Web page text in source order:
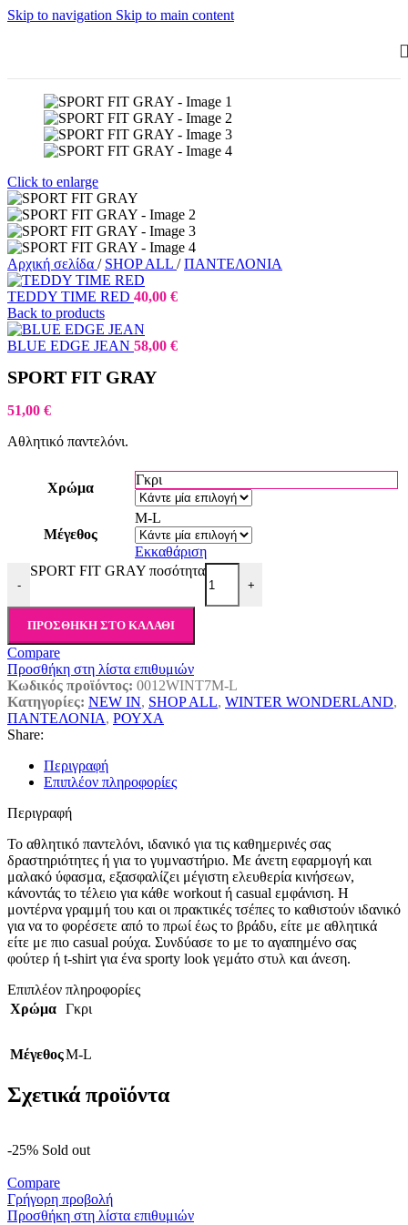
Skip to navigation Skip to main content
Click to enlarge
Αρχική σελίδα / SHOP ALL / ΠΑΝΤΕΛΟΝΙΑ
TEDDY TIME RED 40,00 €
Back to products
BLUE EDGE JEAN 58,00 €
SPORT FIT GRAY
51,00 €
Αθλητικό παντελόνι.
Χρώμα
Γκρι
Μέγεθος
M-L
Εκκαθάριση
-
SPORT FIT GRAY ποσότητα
+
ΠΡΟΣΘΉΚΗ ΣΤΟ ΚΑΛΆΘΙ
Compare
Προσθήκη στη λίστα επιθυμιών
Κωδικός προϊόντος: 0012WINT7M-L
Κατηγορίες: NEW IN, SHOP ALL, WINTER WONDERLAND,
ΠΑΝΤΕΛΟΝΙΑ, ΡΟΥΧΑ
Share:
Περιγραφή
Επιπλέον πληροφορίες
Περιγραφή
Το αθλητικό παντελόνι, ιδανικό για τις καθημερινές σας
δραστηριότητες ή για το γυμναστήριο. Με άνετη εφαρμογή και
μαλακό ύφασμα, εξασφαλίζει μέγιστη ελευθερία κινήσεων,
κάνοντάς το τέλειο για κάθε workout ή casual εμφάνιση. Η
μοντέρνα γραμμή του και οι πρακτικές τσέπες το καθιστούν ιδανικό
για να το φορέσετε από το πρωί έως το βράδυ, είτε με αθλητικά
είτε με πιο casual ρούχα. Συνδύασε το με το αγαπημένο σας
φούτερ ή t-shirt για ένα sporty look γεμάτο στυλ και άνεση.
Επιπλέον πληροφορίες
Χρώμα Γκρι
ΜέγεθοςM-L
Σχετικά προϊόντα
-25% Sold out
Compare
Γρήγορη προβολή
Προσθήκη στη λίστα επιθυμιών